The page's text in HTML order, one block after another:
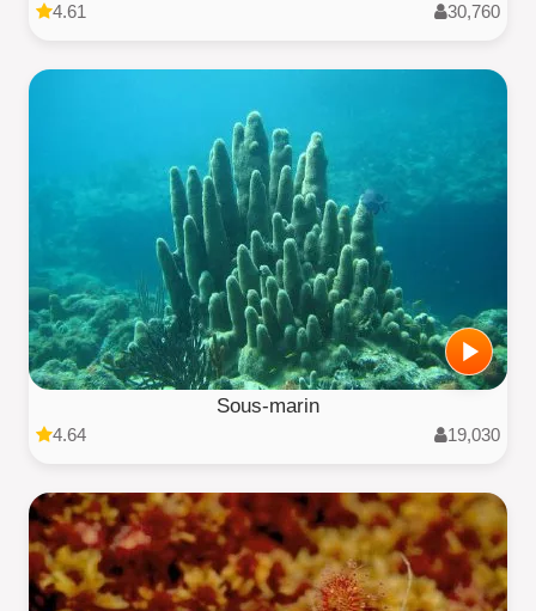
4.61 30,760
Sous-marin
4.64 19,030